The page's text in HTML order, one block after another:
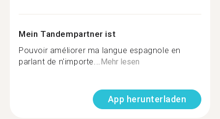
Mein Tandempartner ist
Pouvoir améliorer ma langue espagnole en
parlant de n'importe...Mehr lesen
App herunterladen